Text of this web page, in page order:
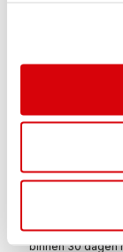
Als je twijfelt of je
NEEM
Heb je een
Neem contact
Klik hier.
replayRetourneren
binnen 30 dagen